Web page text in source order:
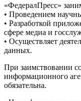
«ФедералПресс»
• Проведением
• Разработкой
сфере медиа и
• Осуществляет
данных.
При заимствовании
информационного
обязательна.